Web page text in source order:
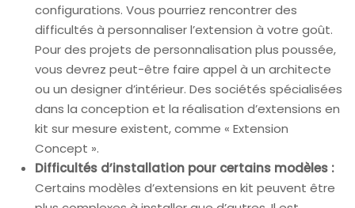
configurations. Vous pourriez rencontrer des
difficultés à personnaliser l’extension à votre goût.
Pour des projets de personnalisation plus poussée,
vous devrez peut-être faire appel à un architecte
ou un designer d’intérieur. Des sociétés spécialisées
dans la conception et la réalisation d’extensions en
kit sur mesure existent, comme « Extension
Concept ».
Difficultés d’installation pour certains modèles :
Certains modèles d’extensions en kit peuvent être